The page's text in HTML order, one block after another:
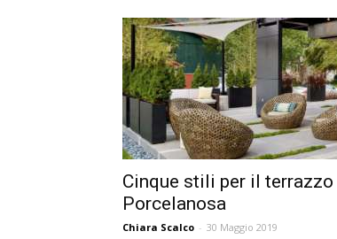
Cinque stili per il terrazzo
Porcelanosa
Chiara Scalco - 30 Maggio 2019